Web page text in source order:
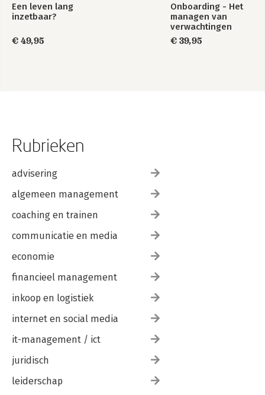
Een leven lang
inzetbaar?
€ 49,95
Onboarding - Het
managen van
verwachtingen
€ 39,95
Rubrieken
advisering
algemeen management
coaching en trainen
communicatie en media
economie
financieel management
inkoop en logistiek
internet en social media
it-management / ict
juridisch
leiderschap